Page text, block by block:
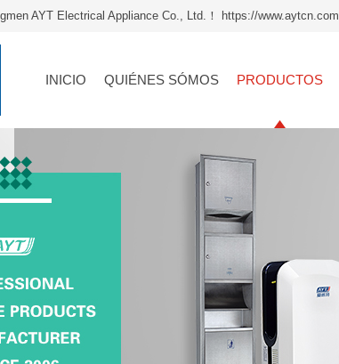
AYT Electrical Appliance Co., Ltd.！ https://www.aytcn.com
INICIO QUIÉNES SÓMOS PRODUCTOS